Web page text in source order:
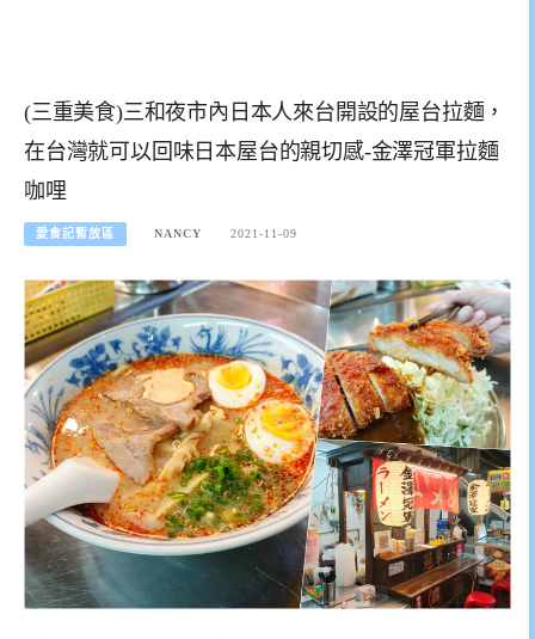
(三重美食)三和夜市內日本人來台開設的屋台拉麵，
在台灣就可以回味日本屋台的親切感-金澤冠軍拉麵
咖哩
愛食記暫放區 NANCY 2021-11-09